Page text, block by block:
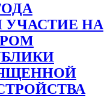
НА